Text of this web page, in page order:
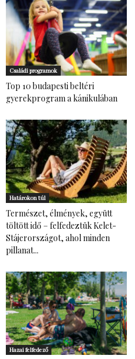
Családi programok
Top 10 budapesti beltéri
gyerekprogram a kánikulában
Határokon túl
Természet, élmények, együtt
töltött idő – felfedeztük Kelet-
Stájerországot, ahol minden
pillanat...
Hazai felfedező